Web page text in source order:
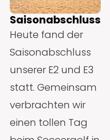
Saisonabschluss
Heute fand der
Saisonabschluss
unserer E2 und E3
statt. Gemeinsam
verbrachten wir
einen tollen Tag